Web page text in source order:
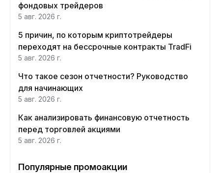
фондовых трейдеров
5 авг. 2026 г.
5 причин, по которым криптотрейдеры
переходят на бессрочные контракты TradFi
5 авг. 2026 г.
Что такое сезон отчетности? Руководство
для начинающих
5 авг. 2026 г.
Как анализировать финансовую отчетность
перед торговлей акциями
5 авг. 2026 г.
Популярные промоакции